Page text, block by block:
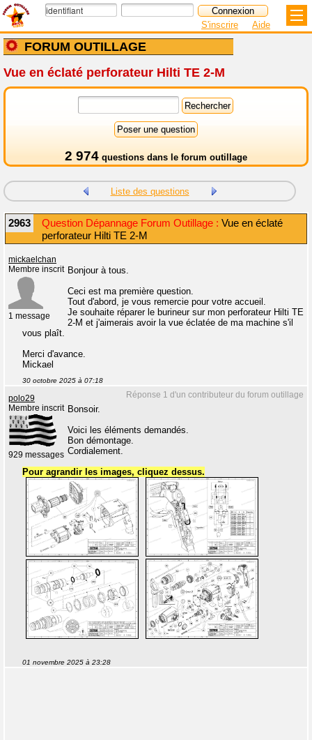
FORUM OUTILLAGE
S'inscrire Aide
Vue en éclaté perforateur Hilti TE 2-M
2 974 questions dans le forum outillage
Liste des questions
2963 Question Dépannage Forum Outillage : Vue en éclaté
perforateur Hilti TE 2-M
mickaelchan
Membre inscrit
1 message
Bonjour à tous.
Ceci est ma première question.
Tout d'abord, je vous remercie pour votre accueil.
Je souhaite réparer le burineur sur mon perforateur Hilti TE
2-M et j'aimerais avoir la vue éclatée de ma machine s'il
vous plaît.
Merci d'avance.
Mickael
30 octobre 2025 à 07:18
Réponse 1 d'un contributeur du forum outillage
polo29
Membre inscrit
929 messages
Bonsoir.
Voici les éléments demandés.
Bon démontage.
Cordialement.
Pour agrandir les images, cliquez dessus.
01 novembre 2025 à 23:28